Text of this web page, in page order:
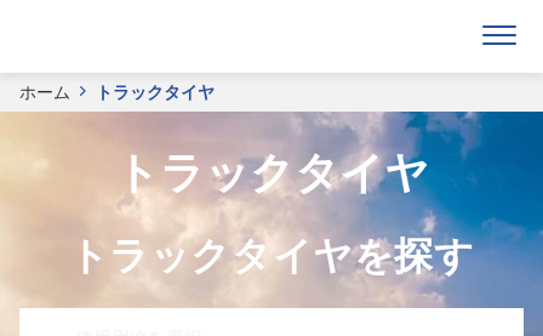
ホーム トラックタイヤ
トラックタイヤ
トラックタイヤを探す